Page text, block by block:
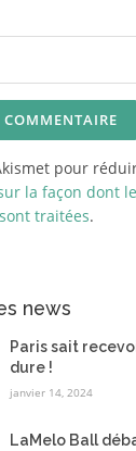
pour
la façon dont
traitées.
news
Paris sait
dure !
janvier 14, 2024
LaMelo Ball